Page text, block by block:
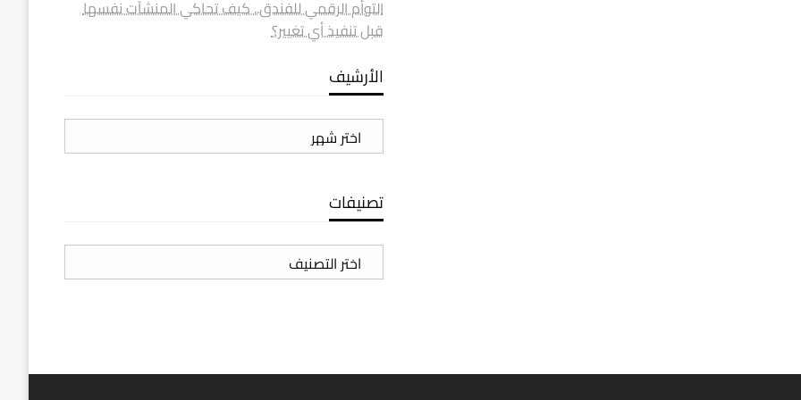
التوأم الرقمي للفندق.. كيف تحاكي المنشآت نفسها
قبل تنفيذ أي تغيير؟
الأرشيف
الأرشيف
تصنيفات
تصنيفات